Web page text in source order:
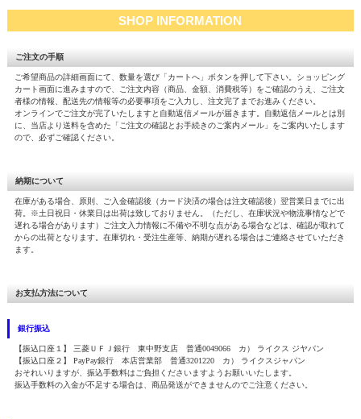
SHOP INFORMATION
ご注文の手順
ご希望商品の詳細画面にて、数量を選び「カートへ」ボタンを押して下さい。ショッピング
カート画面に進みますので、ご注文内容（商品、金額、消費税等）をご確認のうえ、ご注文
者様の情報、配送先の情報等の必要事項をご入力し、注文完了までお進みください。
オンラインでご注文が完了いたしますと自動返信メールが届きます。自動返信メールとは別
に、当店より送料を含めた「ご注文の確認とお手続きのご案内メール」をご案内いたします
ので、必ずご確認ください。
納期について
在庫がある場合、原則、ご入金確認後（カード決済の場合は注文確認後）翌営業日までに出
荷。※土日祝日・休業日は出荷は致しておりません。（ただし、在庫状況や物流事情などで
遅れる場合があります）ご注文入力情報に不備や不明な点がある場合などは、確認が取れて
からの出荷となります。在庫切れ・受注生産等、納期が遅れる場合はご連絡させていただき
ます。
お支払方法について
銀行振込
【振込口座１】 三菱ＵＦＪ銀行 東中野支店 普通0049066 カ） ライクス ジヤパン
【振込口座２】 PayPay銀行 本店営業部 普通3201220 カ） ライクスジャパン
おそれいりますが、振込手数料はご負担くださいますようお願いいたします。
振込手数料の入金が不足する場合は、商品発送ができませんのでご注意ください。